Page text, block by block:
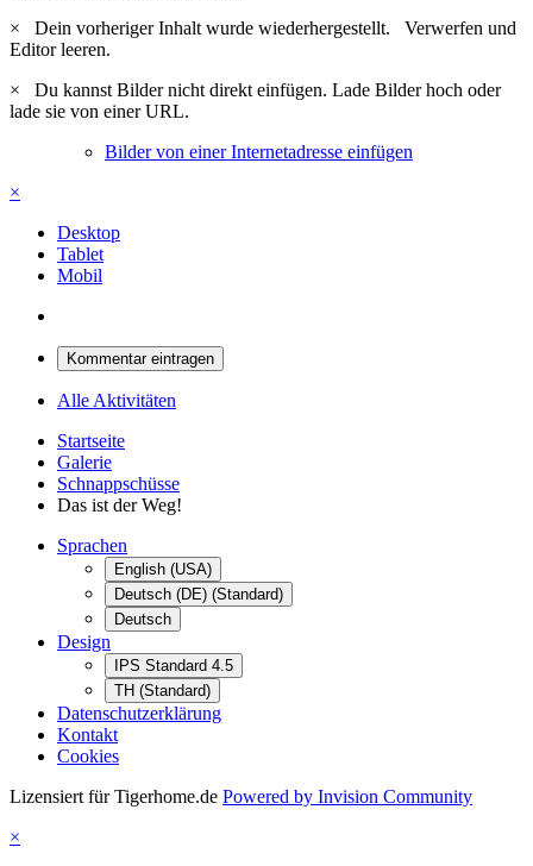
×
Dein vorheriger Inhalt wurde wiederhergestellt. Verwerfen und
Editor leeren.
×
Du kannst Bilder nicht direkt einfügen. Lade Bilder hoch oder
lade sie von einer URL.
Bilder von einer Internetadresse einfügen
×
Desktop
Tablet
Mobil
Kommentar eintragen
Alle Aktivitäten
Startseite
Galerie
Schnappschüsse
Das ist der Weg!
Sprachen
English (USA)
Deutsch (DE) (Standard)
Deutsch
Design
IPS Standard 4.5
TH (Standard)
Datenschutzerklärung
Kontakt
Cookies
Lizensiert für Tigerhome.de Powered by Invision Community
×